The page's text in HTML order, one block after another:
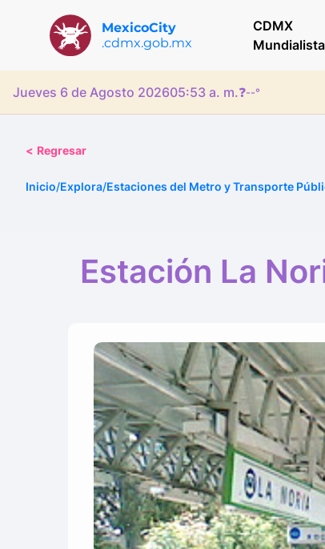
MexicoCity
.cdmx.gob.mx
CDMX
Mundialista
Jueves 6 de Agosto 202605:53 a. m.❓--°
< Regresar
Inicio/Explora/Estaciones del Metro y Transporte
Estación La